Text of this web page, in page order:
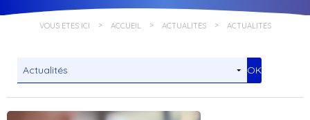
VOUS ÊTES ICI ACCUEIL ACTUALITÉS ACTUALITÉS